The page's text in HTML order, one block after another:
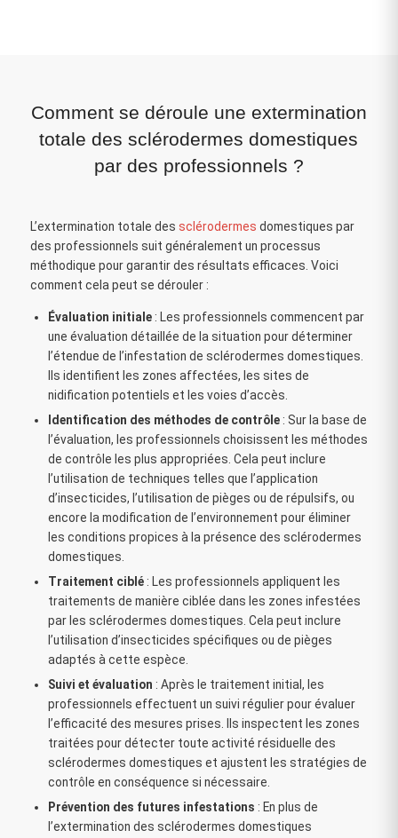
Comment se déroule une extermination
totale des sclérodermes domestiques
par des professionnels ?
L’extermination totale des sclérodermes domestiques par
des professionnels suit généralement un processus
méthodique pour garantir des résultats efficaces. Voici
comment cela peut se dérouler :
Évaluation initiale : Les professionnels commencent par
une évaluation détaillée de la situation pour déterminer
l’étendue de l’infestation de sclérodermes domestiques.
Ils identifient les zones affectées, les sites de
nidification potentiels et les voies d’accès.
Identification des méthodes de contrôle : Sur la base de
l’évaluation, les professionnels choisissent les méthodes
de contrôle les plus appropriées. Cela peut inclure
l’utilisation de techniques telles que l’application
d’insecticides, l’utilisation de pièges ou de répulsifs, ou
encore la modification de l’environnement pour éliminer
les conditions propices à la présence des sclérodermes
domestiques.
Traitement ciblé : Les professionnels appliquent les
traitements de manière ciblée dans les zones infestées
par les sclérodermes domestiques. Cela peut inclure
l’utilisation d’insecticides spécifiques ou de pièges
adaptés à cette espèce.
Suivi et évaluation : Après le traitement initial, les
professionnels effectuent un suivi régulier pour évaluer
l’efficacité des mesures prises. Ils inspectent les zones
traitées pour détecter toute activité résiduelle des
sclérodermes domestiques et ajustent les stratégies de
contrôle en conséquence si nécessaire.
Prévention des futures infestations : En plus de
l’extermination des sclérodermes domestiques